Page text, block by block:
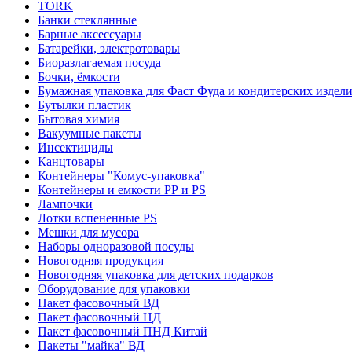
TORK
Банки стеклянные
Барные аксессуары
Батарейки, электротовары
Биоразлагаемая посуда
Бочки, ёмкости
Бумажная упаковка для Фаст Фуда и кондитерских
Бутылки пластик
Бытовая химия
Вакуумные пакеты
Инсектициды
Канцтовары
Контейнеры "Комус-упаковка"
Контейнеры и емкости РР и PS
Лампочки
Лотки вспененные PS
Мешки для мусора
Наборы одноразовой посуды
Новогодняя продукция
Новогодняя упаковка для детских подарков
Оборудование для упаковки
Пакет фасовочный ВД
Пакет фасовочный НД
Пакет фасовочный ПНД Китай
Пакеты "майка" ВД